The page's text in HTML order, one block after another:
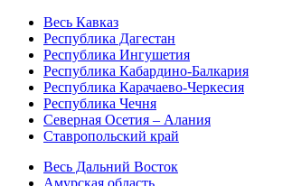
Весь Кавказ
Республика Дагестан
Республика Ингушетия
Республика Кабардино-Балкария
Республика Карачаево-Черкесия
Республика Чечня
Северная Осетия – Алания
Ставропольский край
Весь Дальний Восток
Амурская область